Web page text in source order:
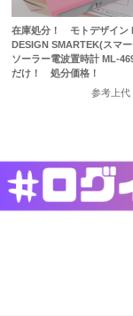
在庫処分！ モトデザイン
DESIGN SMARTEK(スマ
ソーラー電波置時計 ML-
だけ！ 処分価格！
参考上代